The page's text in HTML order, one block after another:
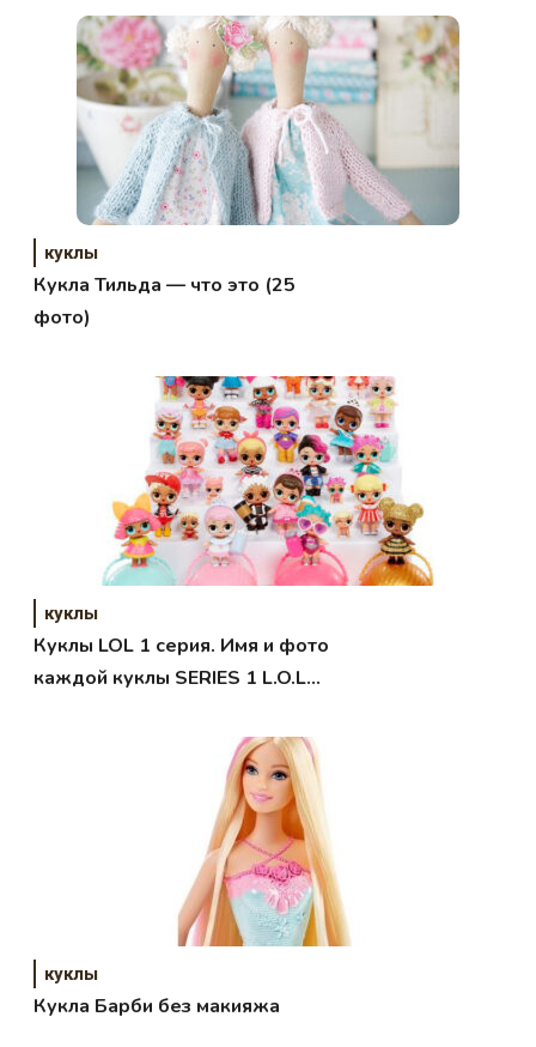
куклы
Кукла Тильда — что это (25
фото)
куклы
Куклы LOL 1 серия. Имя и фото
каждой куклы SERIES 1 L.O.L
куклы
Кукла Барби без макияжа